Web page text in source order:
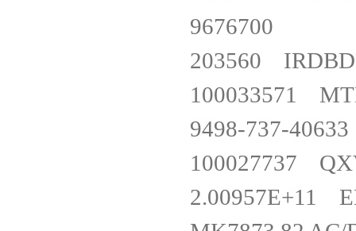
203560
100033571
9498-737-
100027737
2.00957E+11